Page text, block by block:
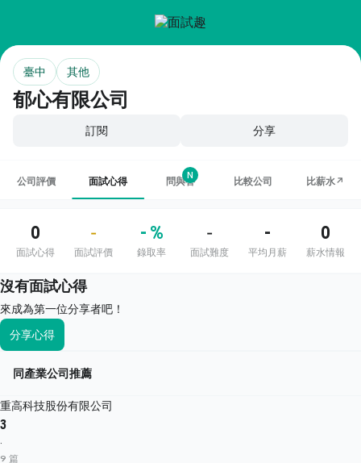
郁心有限公司
臺中 其他
訂閱 分享
公司評價 面試心得 問與答
N
比較公司 比薪水↗
0
面試心得
-
面試評價
- %
錄取率
-
面試難度
-
平均月薪
0
薪水情報
沒有面試心得
來成為第一位分享者吧！
分享心得
同產業公司推薦
重高科技股份有限公司
3
·
9 篇